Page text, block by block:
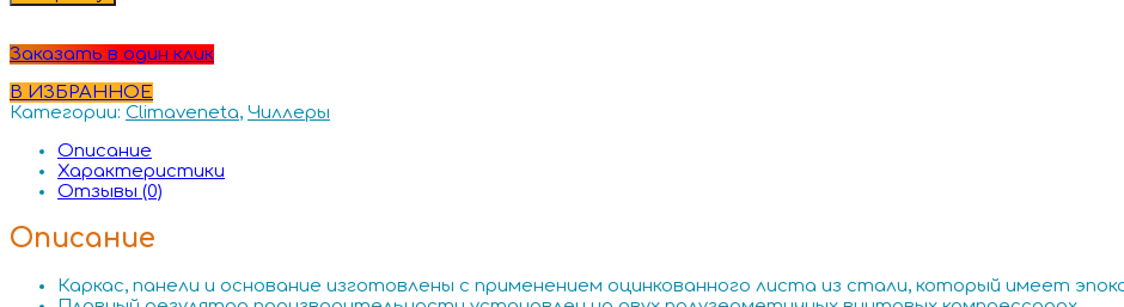
Заказать в один клик
В ИЗБРАННОЕ
Категории: Climaveneta, Чиллеры
Описание
Характеристики
Отзывы (0)
Описание
Каркас, панели и основание изготовлены с применением оцинкованного листа из стали, который имеет